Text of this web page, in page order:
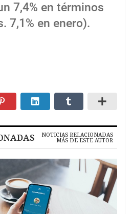
7,4% en términos
7,1% en enero).
NOTICIAS RELACIONADAS
MÁS DE ESTE AUTOR